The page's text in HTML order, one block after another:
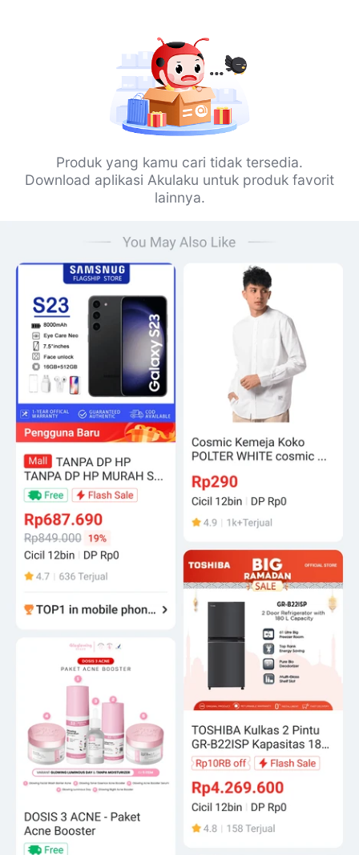
Produk yang kamu cari tidak tersedia.
Download aplikasi Akulaku untuk produk favorit
lainnya.